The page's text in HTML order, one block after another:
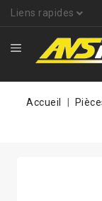
Liens rapides
Accueil